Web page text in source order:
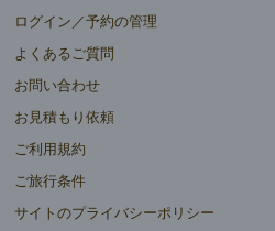
ログイン／予約の管理
よくあるご質問
お問い合わせ
お見積もり依頼
ご利用規約
ご旅行条件
サイトのプライバシーポリシー